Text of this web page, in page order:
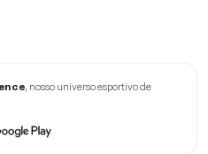
, nosso universo esportivo de